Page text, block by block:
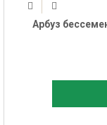
Арбуз